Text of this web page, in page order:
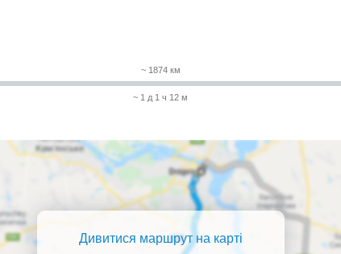
~ 1874 км
~ 1 д 1 ч 12 м
Дивитися маршрут на карті